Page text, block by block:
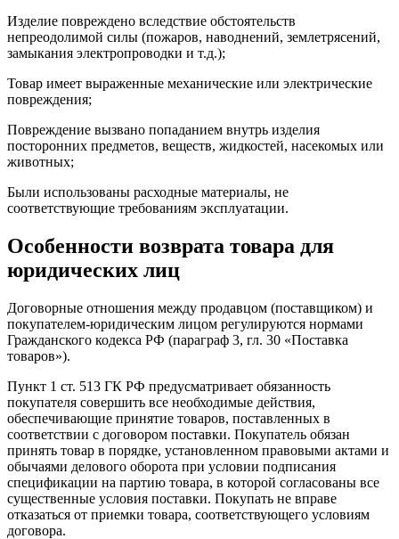
Изделие повреждено вследствие обстоятельств
непреодолимой силы (пожаров, наводнений, землетрясений,
замыкания электропроводки и т.д.);
Товар имеет выраженные механические или электрические
повреждения;
Повреждение вызвано попаданием внутрь изделия
посторонних предметов, веществ, жидкостей, насекомых или
животных;
Были использованы расходные материалы, не
соответствующие требованиям эксплуатации.
Особенности возврата товара для
юридических лиц
Договорные отношения между продавцом (поставщиком) и
покупателем-юридическим лицом регулируются нормами
Гражданского кодекса РФ (параграф 3, гл. 30 «Поставка
товаров»).
Пункт 1 ст. 513 ГК РФ предусматривает обязанность
покупателя совершить все необходимые действия,
обеспечивающие принятие товаров, поставленных в
соответствии с договором поставки. Покупатель обязан
принять товар в порядке, установленном правовыми актами и
обычаями делового оборота при условии подписания
спецификации на партию товара, в которой согласованы все
существенные условия поставки. Покупать не вправе
отказаться от приемки товара, соответствующего условиям
договора.